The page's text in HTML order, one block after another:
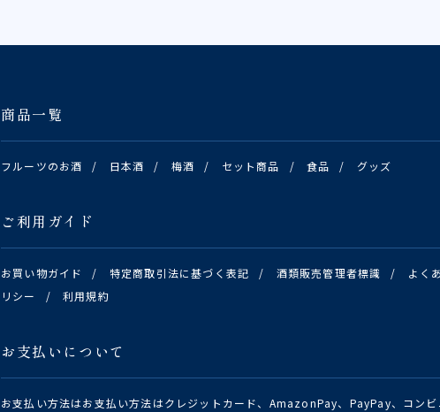
商品一覧
フルーツのお酒 / 日本酒 / 梅酒 / セット商品 / 食品 / グッズ
ご利用ガイド
お買い物ガイド / 特定商取引法に基づく表記 / 酒類販売管理者標識 / よく
リシー
/ 利用規約
お支払いについて
お支払い方法はお支払い方法はクレジットカード、AmazonPay、PayPay、コン